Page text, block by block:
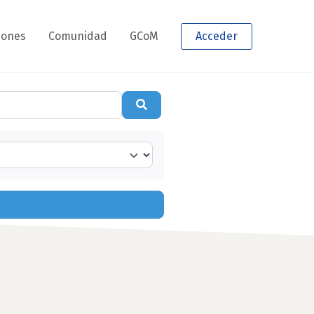
Comunidad GCoM Acceder
Buscar